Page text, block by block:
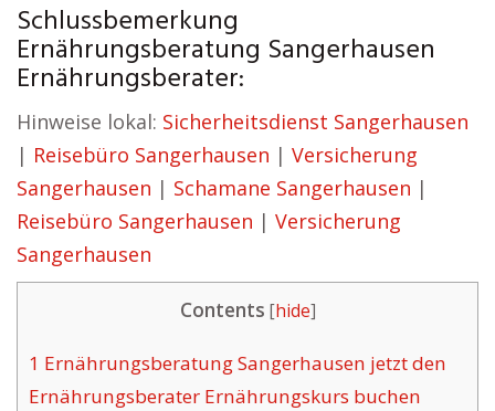
Schlussbemerkung
Ernährungsberatung Sangerhausen
Ernährungsberater:
Hinweise lokal: Sicherheitsdienst Sangerhausen
| Reisebüro Sangerhausen | Versicherung
Sangerhausen | Schamane Sangerhausen |
Reisebüro Sangerhausen | Versicherung
Sangerhausen
Contents [hide]
1 Ernährungsberatung Sangerhausen jetzt den
Ernährungsberater Ernährungskurs buchen